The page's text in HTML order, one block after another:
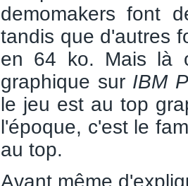
demomakers font
tandis que d'autres
en 64 ko. Mais là
graphique sur IBM
le jeu est au top
l'époque, c'est le
au top.
Avant même